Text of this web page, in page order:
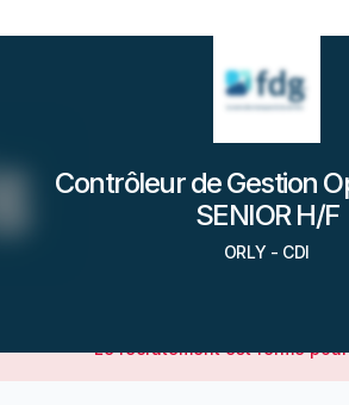
Contrôleur de Gestion
SENIOR H/F
ORLY - CDI
Le recrutement est fermé